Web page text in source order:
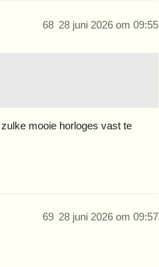
28 juni 2026 om 09:55
68
mooie horloges vast te
28 juni 2026 om 09:57
69